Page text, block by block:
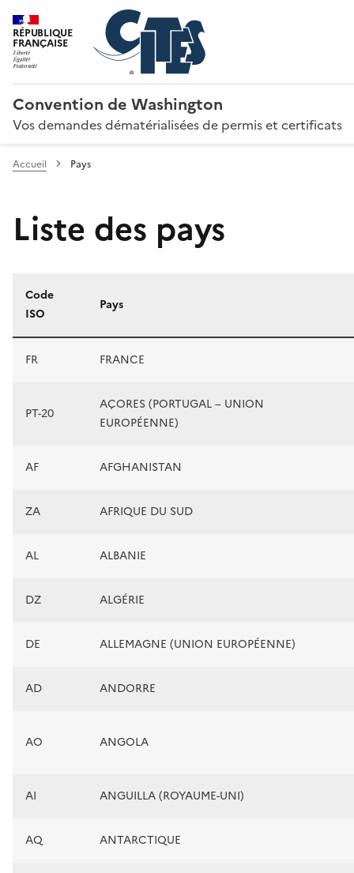
RÉPUBLIQUE
FRANÇAISE
Convention de Washington
Vos demandes dématérialisées de permis et certificats
Accueil Pays
Liste des pays
Liste des pays
Code
ISO
Pays
FR FRANCE
PT-20
AÇORES (PORTUGAL – UNION
EUROPÉENNE)
AF AFGHANISTAN
ZA AFRIQUE DU SUD
AL ALBANIE
DZ ALGÉRIE
DE ALLEMAGNE (UNION EUROPÉENNE)
AD ANDORRE
AO ANGOLA
AI ANGUILLA (ROYAUME-UNI)
AQ ANTARCTIQUE